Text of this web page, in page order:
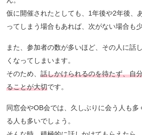
仮に開催されたとしても、1年後や2年後、
ってしまう場合もあれば、次がない場合も
また、参加者の数が多いほど、その人に話
くなってしまいます。
そのため、話しかけられるのを待たず、自
ることが大切です。
同窓会やOB会では、久しぶりに会う人も
る人も多いでしょう。